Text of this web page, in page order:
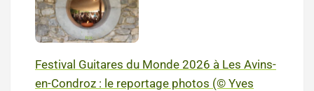
Festival Guitares du Monde 2026 à Les Avins-
en-Condroz : le reportage photos (© Yves